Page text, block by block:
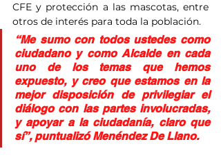
CFE y protección a las mascotas, entre
otros de interés para toda la población.
“Me sumo con todos ustedes como
ciudadano y como Alcalde en cada
uno de los temas que hemos
expuesto, y creo que estamos en la
mejor disposición de privilegiar el
diálogo con las partes involucradas,
y apoyar a la ciudadanía, claro que
sí”, puntualizó Menéndez De Llano.